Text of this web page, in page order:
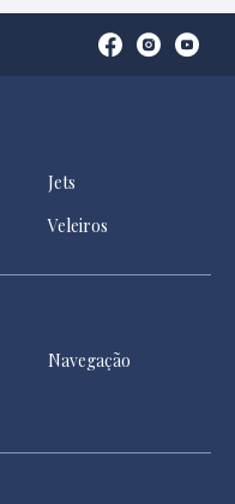
Jets
Veleiros
Navegação
OpenOpenOpen